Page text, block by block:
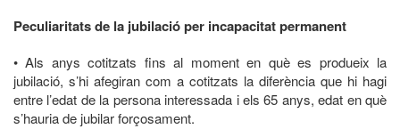
Peculiaritats de la jubilació per incapacitat permanent
• Als anys cotitzats fins al moment en què es produeix la
jubilació, s’hi afegiran com a cotitzats la diferència que hi hagi
entre l’edat de la persona interessada i els 65 anys, edat en què
s’hauria de jubilar forçosament.